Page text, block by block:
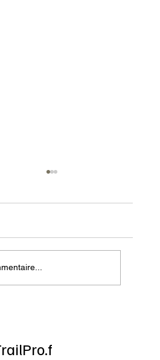
affronter l’hiver